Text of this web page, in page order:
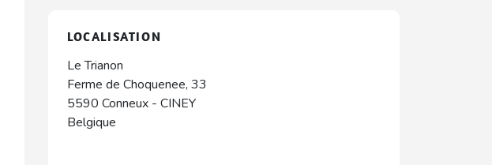
LOCALISATION
Le Trianon
Ferme de Choquenee, 33
5590 Conneux - CINEY
Belgique